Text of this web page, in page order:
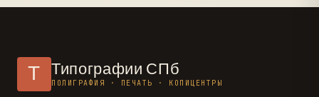
Т Типографии СПб
ПОЛИГРАФИЯ · ПЕЧАТЬ · КОПИЦЕНТРЫ